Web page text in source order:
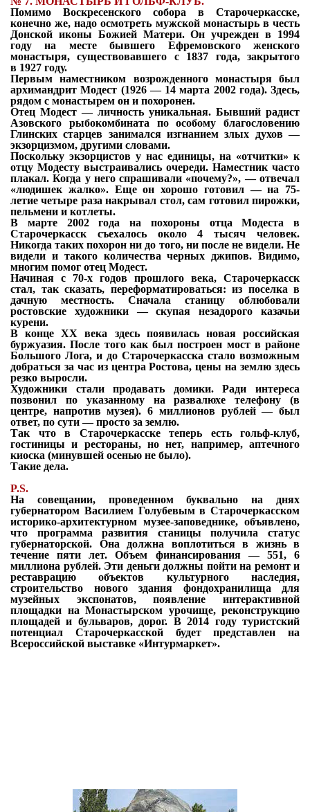
Помимо Воскресенского собора в Старочеркасске,
конечно же, надо осмотреть мужской монастырь в честь
Донской иконы Божией Матери. Он учрежден в 1994
году на месте бывшего Ефремовского женского
монастыря, существовавшего с 1837 года, закрытого
в 1927 году.
Первым наместником возрожденного монастыря был
архимандрит Модест (1926 — 14 марта 2002 года). Здесь,
рядом с монастырем он и похоронен.
Отец Модест — личность уникальная. Бывший радист
Азовского рыбокомбината по особому благословению
Глинских старцев занимался изгнанием злых духов —
экзорцизмом, другими словами.
Поскольку экзорцистов у нас единицы, на «отчитки» к
отцу Модесту выстраивались очереди. Наместник часто
плакал. Когда у него спрашивали «почему?», — отвечал
«людишек жалко». Еще он хорошо готовил — на 75-
летие четыре раза накрывал стол, сам готовил пирожки,
пельмени и котлеты.
В марте 2002 года на похороны отца Модеста в
Старочеркасск съехалось около 4 тысяч человек.
Никогда таких похорон ни до того, ни после не видели. Не
видели и такого количества черных джипов. Видимо,
многим помог отец Модест.
Начиная с 70-х годов прошлого века, Старочеркасск
стал, так сказать, переформатироваться: из поселка в
дачную местность. Сначала станицу облюбовали
ростовские художники — скупая незадорого казачьи
курени.
В конце ХХ века здесь появилась новая российская
буржуазия. После того как был построен мост в районе
Большого Лога, и до Старочеркасска стало возможным
добраться за час из центра Ростова, цены на землю здесь
резко выросли.
Художники стали продавать домики. Ради интереса
позвонил по указанному на развалюхе телефону (в
центре, напротив музея). 6 миллионов рублей — был
ответ, по сути — просто за землю.
Так что в Старочеркасске теперь есть гольф-клуб,
гостиницы и рестораны, но нет, например, аптечного
киоска (минувшей осенью не было).
Такие дела.
P.S.
На совещании, проведенном буквально на днях
губернатором Василием Голубевым в Старочеркасском
историко-архитектурном музее-заповеднике, объявлено,
что программа развития станицы получила статус
губернаторской. Она должна воплотиться в жизнь в
течение пяти лет. Объем финансирования — 551, 6
миллиона рублей. Эти деньги должны пойти на ремонт и
реставрацию объектов культурного наследия,
строительство нового здания фондохранилища для
музейных экспонатов, появление интерактивной
площадки на Монастырском урочище, реконструкцию
площадей и бульваров, дорог. В 2014 году туристский
потенциал Старочеркасской будет представлен на
Всероссийской выставке «Интурмаркет».
Я согласен сполитикой конфиденциальности и
защиты информации*
Я согласен сполитикой конфиденциальности и
защиты информации*